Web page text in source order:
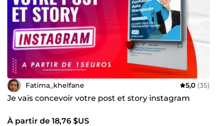
Fatima_khelfane 5,0 (35)
Je vais concevoir votre post et story instagram
À partir de 18,76 $US